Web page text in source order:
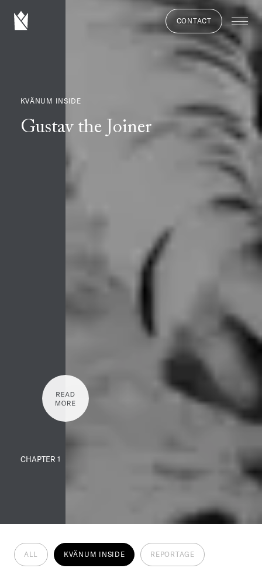
CONTACT
KVÄNUM INSIDE
Gustav the Joiner
CHAPTER 1
ALL KVÄNUM INSIDE REPORTAGE